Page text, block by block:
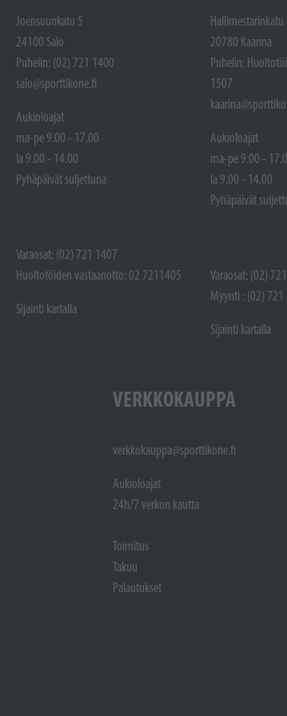
Joensuunkatu 5
24100 Salo
Puhelin: (02) 721 1400
salo@sporttikone.fi
Aukioloajat
ma-pe 9.00 - 17.00
la 9.00 - 14.00
Pyhäpäivät suljettuna
Varaosat: (02) 721 1407
Huoltotöiden vastaanotto: 02 7211405
Sijainti kartalla
Hallimestarinkatu
20780 Kaarina
Puhelin:
1507
Aukioloajat
ma-pe 9.00 -
la 9.00 - 14.00
Pyhäpäivät
Varaosat: (02)
Myynti : (02) 721
Sijainti kartalla
VERKKOKAUPPA
verkkokauppa@sporttikone.fi
Aukioloajat
24h/7 verkon kautta
Toimitus
Takuu
Palautukset